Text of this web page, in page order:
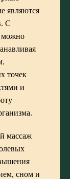
являются
С
можно
точек
и
массаж
сном и